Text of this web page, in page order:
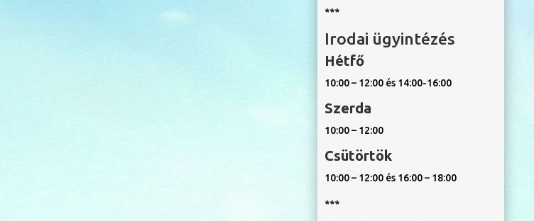
***
Irodai ügyintézés
Hétfő
10:00 – 12:00 és 14:00-16:00
Szerda
10:00 – 12:00
Csütörtök
10:00 – 12:00 és 16:00 – 18:00
***